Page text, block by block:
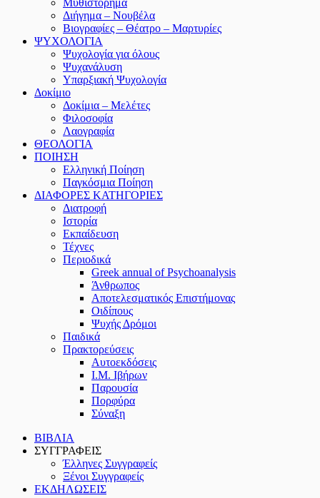
Μυθιστόρημα
Διήγημα – Νουβέλα
Βιογραφίες – Θέατρο – Μαρτυρίες
ΨΥΧΟΛΟΓΙΑ
Ψυχολογία για όλους
Ψυχανάλυση
Υπαρξιακή Ψυχολογία
Δοκίμιο
Δοκίμια – Μελέτες
Φιλοσοφία
Λαογραφία
ΘΕΟΛΟΓΙΑ
ΠΟΙΗΣΗ
Ελληνική Ποίηση
Παγκόσμια Ποίηση
ΔΙΑΦΟΡΕΣ ΚΑΤΗΓΟΡΙΕΣ
Διατροφή
Ιστορία
Εκπαίδευση
Τέχνες
Περιοδικά
Greek annual of Psychoanalysis
Άνθρωπος
Αποτελεσματικός Επιστήμονας
Οιδίπους
Ψυχής Δρόμοι
Παιδικά
Πρακτoρεύσεις
Αυτοεκδόσεις
Ι.Μ. Ιβήρων
Παρουσία
Πορφύρα
Σύναξη
ΒΙΒΛΙΑ
ΣΥΓΓΡΑΦΕΙΣ
Έλληνες Συγγραφείς
Ξένοι Συγγραφείς
ΕΚΔΗΛΩΣΕΙΣ